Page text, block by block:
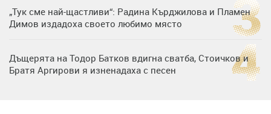
„Тук сме най-щастливи“: Радина Кърджилова и Пламен
Димов издадоха своето любимо място
Дъщерята на Тодор Батков вдигна сватба, Стоичков и
Братя Аргирови я изненадаха с песен